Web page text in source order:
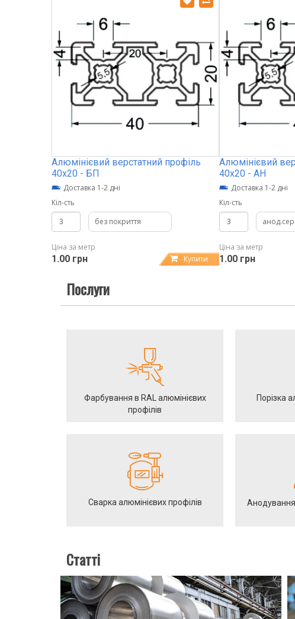
Алюмінієвий верстатний профіль
40х20 - БП
Доставка 1-2 дні
Кіл-сть
без покриття
Ціна за метр
1.00 грн Купити
Алюмінієвий
40х20 - АН
Доставка 1-2 дні
Кіл-сть
Ціна за метр
1.00 грн
Послуги
Фарбування в RAL алюмінієвих
профілів
Порізка
Сварка алюмінієвих профілів Анодування
Статті